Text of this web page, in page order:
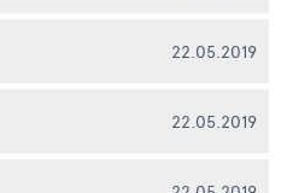
22.05.2019
22.05.2019